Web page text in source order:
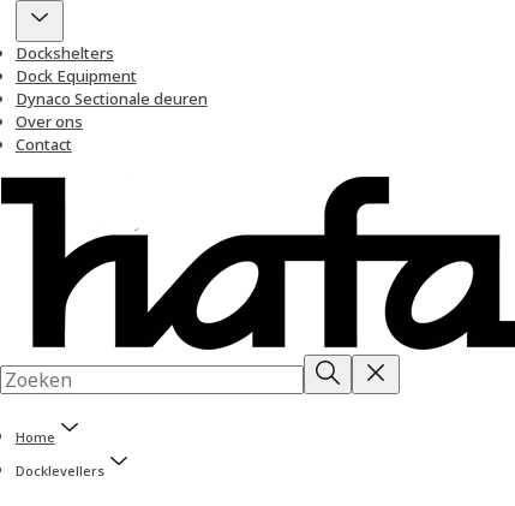
Dockshelters
Dock Equipment
Dynaco Sectionale deuren
Over ons
Contact
Home
Docklevellers